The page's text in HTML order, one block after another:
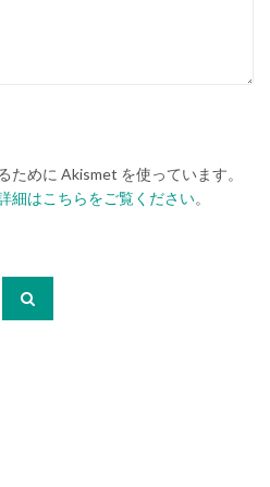
ために Akismet を使っています。
細はこちらをご覧ください。